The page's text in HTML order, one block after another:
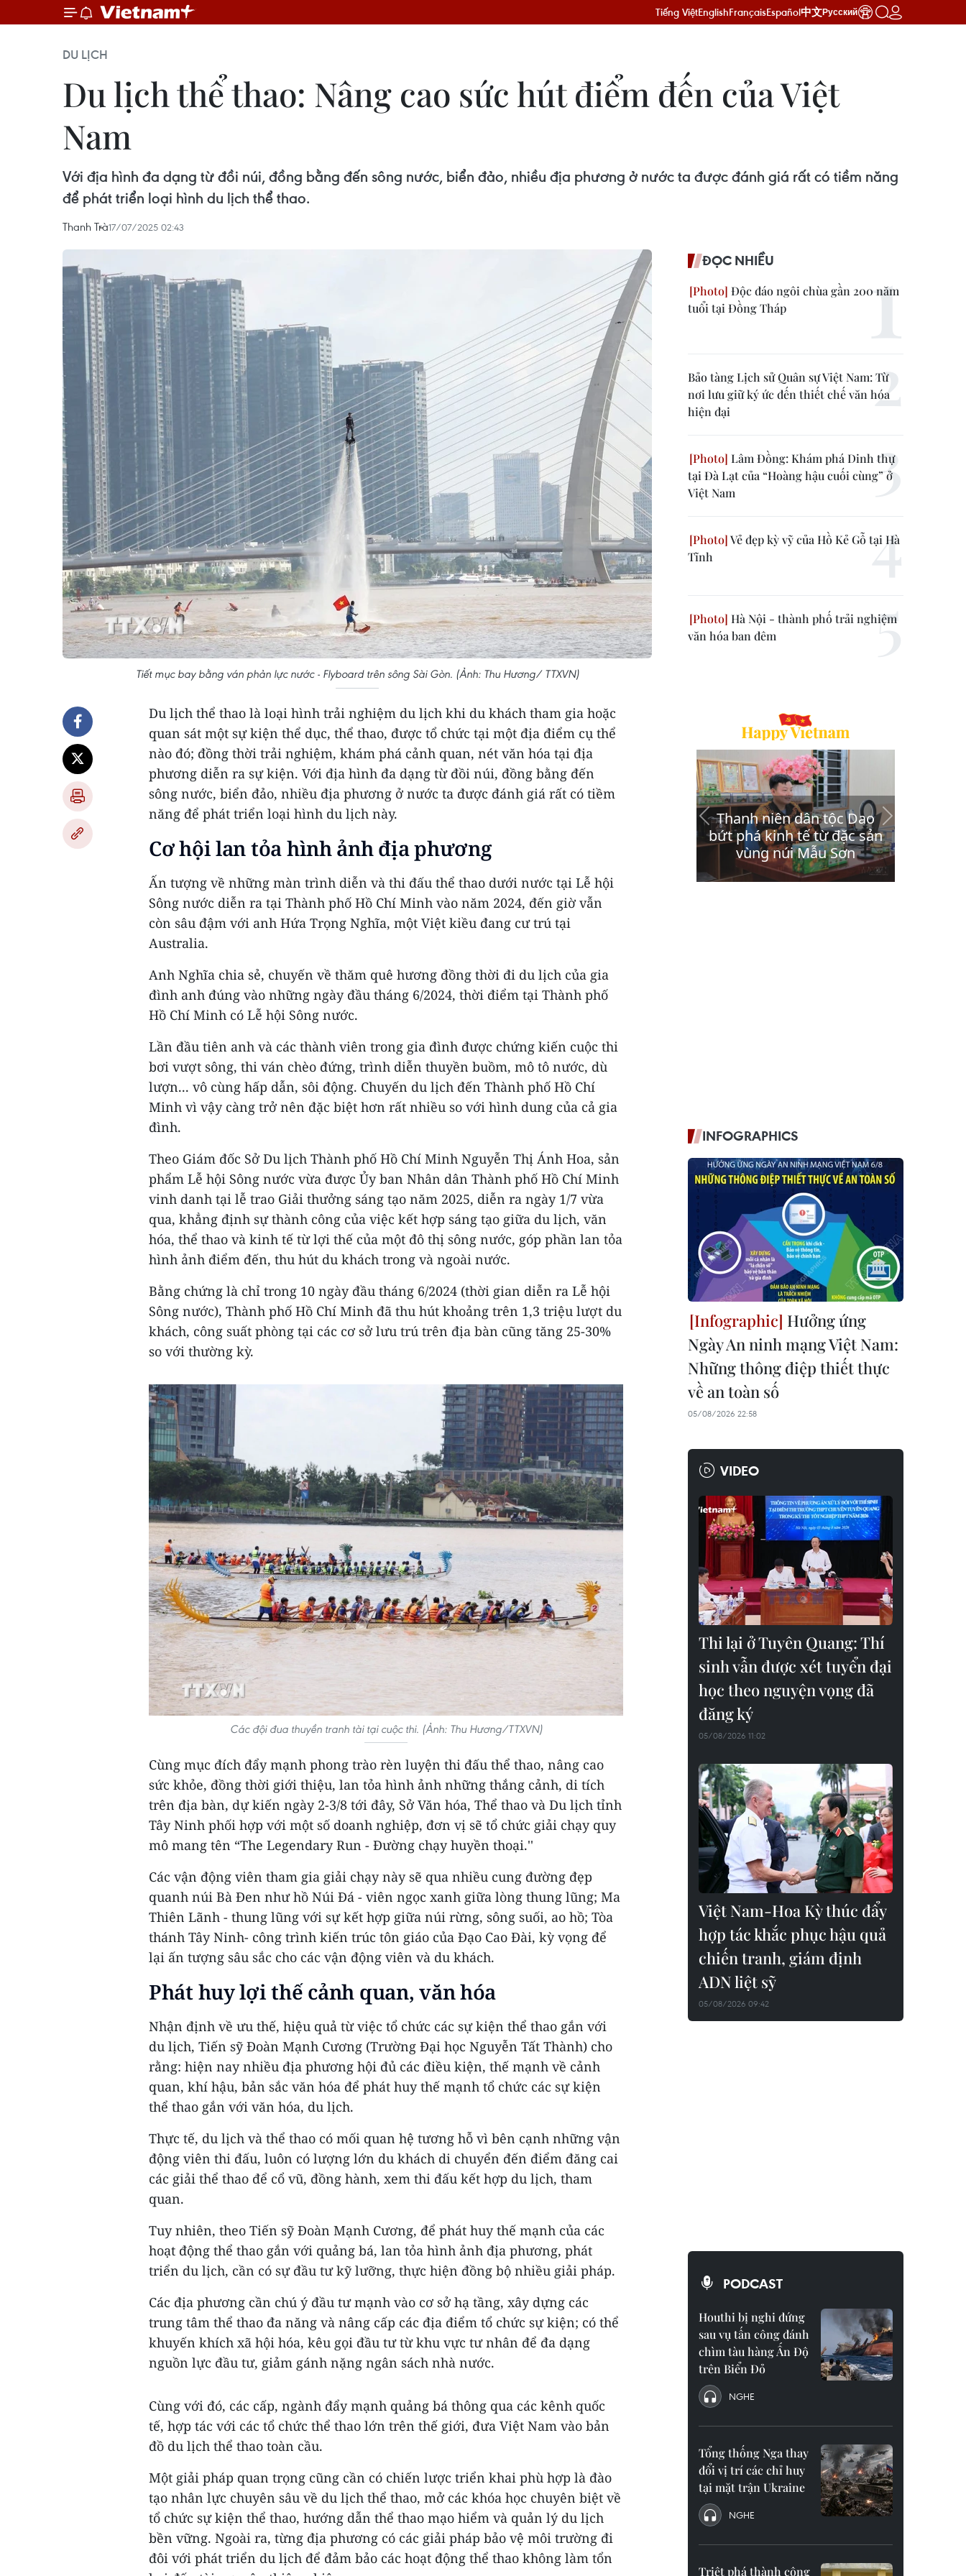
Tiếng ViệtEnglishFrançaisEspañol中文Русский
DU LỊCH
Du lịch thể thao: Nâng cao sức hút điểm đến của Việt
Nam
Với địa hình đa dạng từ đồi núi, đồng bằng đến sông nước, biển đảo, nhiều địa phương ở nước ta được đánh giá rất có tiềm năng
để phát triển loại hình du lịch thể thao.
Thanh Trà17/07/2025 02:43
Tiết mục bay bằng ván phản lực nước - Flyboard trên sông Sài Gòn. (Ảnh: Thu Hương/ TTXVN)
Du lịch thể thao là loại hình trải nghiệm du lịch khi du khách tham gia hoặc
quan sát một sự kiện thể dục, thể thao, được tổ chức tại một địa điểm cụ thể
nào đó; đồng thời trải nghiệm, khám phá cảnh quan, nét văn hóa tại địa
phương diễn ra sự kiện. Với địa hình đa dạng từ đồi núi, đồng bằng đến
sông nước, biển đảo, nhiều địa phương ở nước ta được đánh giá rất có tiềm
năng để phát triển loại hình du lịch này.
Cơ hội lan tỏa hình ảnh địa phương
Ấn tượng về những màn trình diễn và thi đấu thể thao dưới nước tại Lễ hội
Sông nước diễn ra tại Thành phố Hồ Chí Minh vào năm 2024, đến giờ vẫn
còn sâu đậm với anh Hứa Trọng Nghĩa, một Việt kiều đang cư trú tại
Australia.
Anh Nghĩa chia sẻ, chuyến về thăm quê hương đồng thời đi du lịch của gia
đình anh đúng vào những ngày đầu tháng 6/2024, thời điểm tại Thành phố
Hồ Chí Minh có Lễ hội Sông nước.
Lần đầu tiên anh và các thành viên trong gia đình được chứng kiến cuộc thi
bơi vượt sông, thi ván chèo đứng, trình diễn thuyền buồm, mô tô nước, dù
lượn... vô cùng hấp dẫn, sôi động. Chuyến du lịch đến Thành phố Hồ Chí
Minh vì vậy càng trở nên đặc biệt hơn rất nhiều so với hình dung của cả gia
đình.
Theo Giám đốc Sở Du lịch Thành phố Hồ Chí Minh Nguyễn Thị Ánh Hoa, sản
phẩm Lễ hội Sông nước vừa được Ủy ban Nhân dân Thành phố Hồ Chí Minh
vinh danh tại lễ trao Giải thưởng sáng tạo năm 2025, diễn ra ngày 1/7 vừa
qua, khẳng định sự thành công của việc kết hợp sáng tạo giữa du lịch, văn
hóa, thể thao và kinh tế từ lợi thế của một đô thị sông nước, góp phần lan tỏa
hình ảnh điểm đến, thu hút du khách trong và ngoài nước.
Bằng chứng là chỉ trong 10 ngày đầu tháng 6/2024 (thời gian diễn ra Lễ hội
Sông nước), Thành phố Hồ Chí Minh đã thu hút khoảng trên 1,3 triệu lượt du
khách, công suất phòng tại các cơ sở lưu trú trên địa bàn cũng tăng 25-30%
so với thường kỳ.
Các đội đua thuyền tranh tài tại cuộc thi. (Ảnh: Thu Hương/TTXVN)
Cùng mục đích đẩy mạnh phong trào rèn luyện thi đấu thể thao, nâng cao
sức khỏe, đồng thời giới thiệu, lan tỏa hình ảnh những thắng cảnh, di tích
trên địa bàn, dự kiến ngày 2-3/8 tới đây, Sở Văn hóa, Thể thao và Du lịch tỉnh
Tây Ninh phối hợp với một số doanh nghiệp, đơn vị sẽ tổ chức giải chạy quy
mô mang tên “The Legendary Run - Đường chạy huyền thoại.''
Các vận động viên tham gia giải chạy này sẽ qua nhiều cung đường đẹp
quanh núi Bà Đen như hồ Núi Đá - viên ngọc xanh giữa lòng thung lũng; Ma
Thiên Lãnh - thung lũng với sự kết hợp giữa núi rừng, sông suối, ao hồ; Tòa
thánh Tây Ninh- công trình kiến trúc tôn giáo của Đạo Cao Đài, kỳ vọng để
lại ấn tượng sâu sắc cho các vận động viên và du khách.
Phát huy lợi thế cảnh quan, văn hóa
Nhận định về ưu thế, hiệu quả từ việc tổ chức các sự kiện thể thao gắn với
du lịch, Tiến sỹ Đoàn Mạnh Cương (Trường Đại học Nguyễn Tất Thành) cho
rằng: hiện nay nhiều địa phương hội đủ các điều kiện, thế mạnh về cảnh
quan, khí hậu, bản sắc văn hóa để phát huy thế mạnh tổ chức các sự kiện
thể thao gắn với văn hóa, du lịch.
Thực tế, du lịch và thể thao có mối quan hệ tương hỗ vì bên cạnh những vận
động viên thi đấu, luôn có lượng lớn du khách di chuyển đến điểm đăng cai
các giải thể thao để cổ vũ, đồng hành, xem thi đấu kết hợp du lịch, tham
quan.
Tuy nhiên, theo Tiến sỹ Đoàn Mạnh Cương, để phát huy thế mạnh của các
hoạt động thể thao gắn với quảng bá, lan tỏa hình ảnh địa phương, phát
triển du lịch, cần có sự đầu tư kỹ lưỡng, thực hiện đồng bộ nhiều giải pháp.
Các địa phương cần chú ý đầu tư mạnh vào cơ sở hạ tầng, xây dựng các
trung tâm thể thao đa năng và nâng cấp các địa điểm tổ chức sự kiện; có thể
khuyến khích xã hội hóa, kêu gọi đầu tư từ khu vực tư nhân để đa dạng
nguồn lực đầu tư, giảm gánh nặng ngân sách nhà nước.
Cùng với đó, các cấp, ngành đẩy mạnh quảng bá thông qua các kênh quốc
tế, hợp tác với các tổ chức thể thao lớn trên thế giới, đưa Việt Nam vào bản
đồ du lịch thể thao toàn cầu.
Một giải pháp quan trọng cũng cần có chiến lược triển khai phù hợp là đào
tạo nhân lực chuyên sâu về du lịch thể thao, mở các khóa học chuyên biệt về
tổ chức sự kiện thể thao, hướng dẫn thể thao mạo hiểm và quản lý du lịch
bền vững. Ngoài ra, từng địa phương có các giải pháp bảo vệ môi trường đi
đôi với phát triển du lịch để đảm bảo các hoạt động thể thao không làm tổn
ĐỌC NHIỀU
Độc đáo ngôi chùa gần 200 năm
tuổi tại Đồng Tháp
Bảo tàng Lịch sử Quân sự Việt Nam: Từ
nơi lưu giữ ký ức đến thiết chế văn hóa
hiện đại
Lâm Đồng: Khám phá Dinh thự
tại Đà Lạt của “Hoàng hậu cuối cùng” ở
Việt Nam
Vẻ đẹp kỳ vỹ của Hồ Kẻ Gỗ tại Hà
Tĩnh
Hà Nội - thành phố trải nghiệm
văn hóa ban đêm
INFOGRAPHICS
Hưởng ứng
Ngày An ninh mạng Việt Nam:
Những thông điệp thiết thực
về an toàn số
05/08/2026 22:58
VIDEO
Thi lại ở Tuyên Quang: Thí
sinh vẫn được xét tuyển đại
học theo nguyện vọng đã
đăng ký
05/08/2026 11:02
Việt Nam-Hoa Kỳ thúc đẩy
hợp tác khắc phục hậu quả
chiến tranh, giám định
ADN liệt sỹ
05/08/2026 09:42
PODCAST
Houthi bị nghi đứng
sau vụ tấn công đánh
chìm tàu hàng Ấn Độ
trên Biển Đỏ
NGHE
Tổng thống Nga thay
đổi vị trí các chỉ huy
tại mặt trận Ukraine
NGHE
Triệt phá thành công